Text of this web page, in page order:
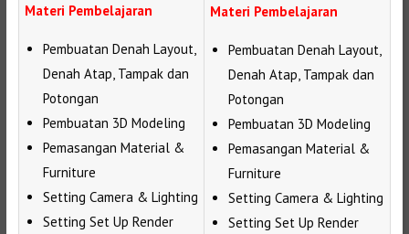
Materi Pembelajaran
Pembuatan Denah Layout,
Denah Atap, Tampak dan
Potongan
Pembuatan 3D Modeling
Pemasangan Material &
Furniture
Setting Camera & Lighting
Setting Set Up Render
Materi Pembelajaran
Pembuatan Denah Layout,
Denah Atap, Tampak dan
Potongan
Pembuatan 3D Modeling
Pemasangan Material &
Furniture
Setting Camera & Lighting
Setting Set Up Render